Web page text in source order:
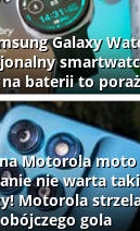
Galaxy
na baterii to
Motorola moto
nie warta
Motorola
gola